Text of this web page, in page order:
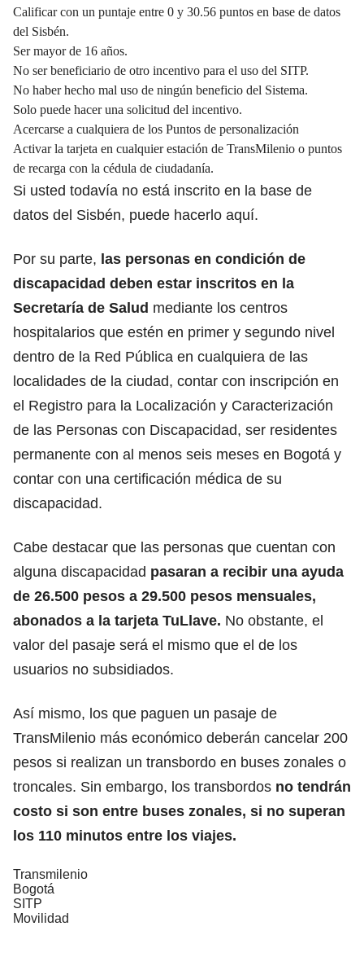
Calificar con un puntaje entre 0 y 30.56 puntos en base de datos
del Sisbén.
Ser mayor de 16 años.
No ser beneficiario de otro incentivo para el uso del SITP.
No haber hecho mal uso de ningún beneficio del Sistema.
Solo puede hacer una solicitud del incentivo.
Acercarse a cualquiera de los Puntos de personalización
Activar la tarjeta en cualquier estación de TransMilenio o puntos
de recarga con la cédula de ciudadanía.
Si usted todavía no está inscrito en la base de
datos del Sisbén, puede hacerlo aquí.
Por su parte, las personas en condición de
discapacidad deben estar inscritos en la
Secretaría de Salud mediante los centros
hospitalarios que estén en primer y segundo nivel
dentro de la Red Pública en cualquiera de las
localidades de la ciudad, contar con inscripción en
el Registro para la Localización y Caracterización
de las Personas con Discapacidad, ser residentes
permanente con al menos seis meses en Bogotá y
contar con una certificación médica de su
discapacidad.
Cabe destacar que las personas que cuentan con
alguna discapacidad pasaran a recibir una ayuda
de 26.500 pesos a 29.500 pesos mensuales,
abonados a la tarjeta TuLlave. No obstante, el
valor del pasaje será el mismo que el de los
usuarios no subsidiados.
Así mismo, los que paguen un pasaje de
TransMilenio más económico deberán cancelar 200
pesos si realizan un transbordo en buses zonales o
troncales. Sin embargo, los transbordos no tendrán
costo si son entre buses zonales, si no superan
los 110 minutos entre los viajes.
Transmilenio
Bogotá
SITP
Movilidad